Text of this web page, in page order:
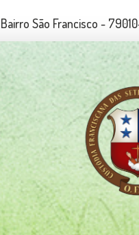
São Francisco -